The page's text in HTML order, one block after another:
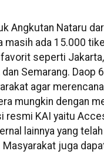
Angkutan Nataru
masih ada 15.000
seperti
dan Semarang. Daop
agar
mungkin dengan
resmi KAI yaitu
lainnya yang
Masyarakat juga